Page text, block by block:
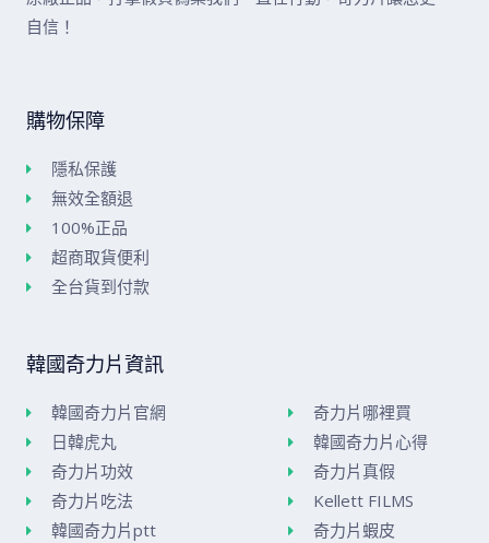
自信！
購物保障
隱私保護
無效全額退
100%正品
超商取貨便利
全台貨到付款
韓國奇力片資訊
韓國奇力片官網
日韓虎丸
奇力片功效
奇力片吃法
韓國奇力片ptt
奇力片哪裡買
韓國奇力片心得
奇力片真假
Kellett FILMS
奇力片蝦皮